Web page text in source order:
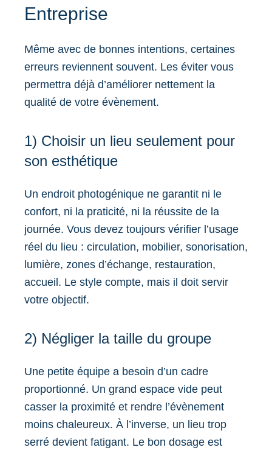
Entreprise
Même avec de bonnes intentions, certaines
erreurs reviennent souvent. Les éviter vous
permettra déjà d’améliorer nettement la
qualité de votre évènement.
1) Choisir un lieu seulement pour
son esthétique
Un endroit photogénique ne garantit ni le
confort, ni la praticité, ni la réussite de la
journée. Vous devez toujours vérifier l’usage
réel du lieu : circulation, mobilier, sonorisation,
lumière, zones d’échange, restauration,
accueil. Le style compte, mais il doit servir
votre objectif.
2) Négliger la taille du groupe
Une petite équipe a besoin d’un cadre
proportionné. Un grand espace vide peut
casser la proximité et rendre l’évènement
moins chaleureux. À l’inverse, un lieu trop
serré devient fatigant. Le bon dosage est